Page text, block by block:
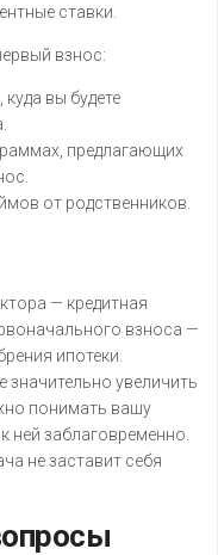
ставки.
взнос:
вы будете
предлагающих
от родственников.
— кредитная
взноса —
ипотеки.
увеличить
понимать вашу
ней заблаговременно.
не заставит себя